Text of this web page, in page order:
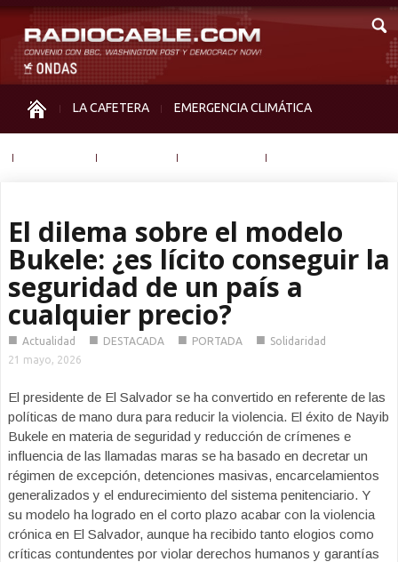
LA CAFETERA EMERGENCIA CLIMÁTICA
El dilema sobre el modelo
Bukele: ¿es lícito conseguir la
seguridad de un país a
cualquier precio?
■ Actualidad ■ DESTACADA ■ PORTADA ■ Solidaridad
21 mayo, 2026
El presidente de El Salvador se ha convertido en referente de las
políticas de mano dura para reducir la violencia. El éxito de Nayib
Bukele en materia de seguridad y reducción de crímenes e
influencia de las llamadas maras se ha basado en decretar un
régimen de excepción, detenciones masivas, encarcelamientos
generalizados y el endurecimiento del sistema penitenciario. Y
su modelo ha logrado en el corto plazo acabar con la violencia
crónica en El Salvador, aunque ha recibido tanto elogios como
críticas contundentes por violar derechos humanos y garantías